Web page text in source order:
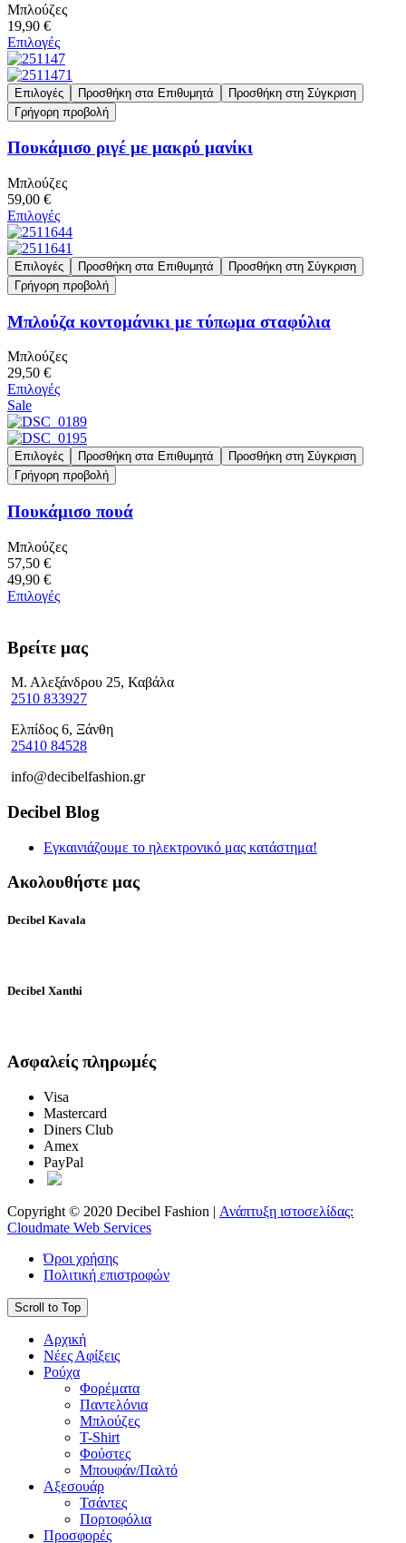
Μπλούζες
19,90 €
Επιλογές
Επιλογές Προσθήκη στα Επιθυμητά
Προσθήκη στη Σύγκριση
Γρήγορη προβολή
Πουκάμισο ριγέ με μακρύ μανίκι
Μπλούζες
59,00 €
Επιλογές
Επιλογές Προσθήκη στα Επιθυμητά
Προσθήκη στη Σύγκριση
Γρήγορη προβολή
Μπλούζα κοντομάνικι με τύπωμα σταφύλια
Μπλούζες
29,50 €
Επιλογές
Sale
Επιλογές Προσθήκη στα Επιθυμητά
Προσθήκη στη Σύγκριση
Γρήγορη προβολή
Πουκάμισο πουά
Μπλούζες
57,50 €
49,90 €
Επιλογές
Βρείτε μας
Μ. Αλεξάνδρου 25, Καβάλα
2510 833927
Ελπίδος 6, Ξάνθη
25410 84528
info@decibelfashion.gr
Decibel Blog
Εγκαινιάζουμε το ηλεκτρονικό μας κατάστημα!
Ακολουθήστε μας
Decibel Kavala
Decibel Xanthi
Ασφαλείς πληρωμές
Visa
Mastercard
Diners Club
Amex
PayPal
Copyright © 2020 Decibel Fashion | Ανάπτυξη ιστοσελίδας:
Cloudmate Web Services
Όροι χρήσης
Πολιτική επιστροφών
Scroll to Top
Αρχική
Νέες Αφίξεις
Ρούχα
Φορέματα
Παντελόνια
Μπλούζες
T-Shirt
Φούστες
Μπουφάν/Παλτό
Αξεσουάρ
Τσάντες
Πορτοφόλια
Προσφορές